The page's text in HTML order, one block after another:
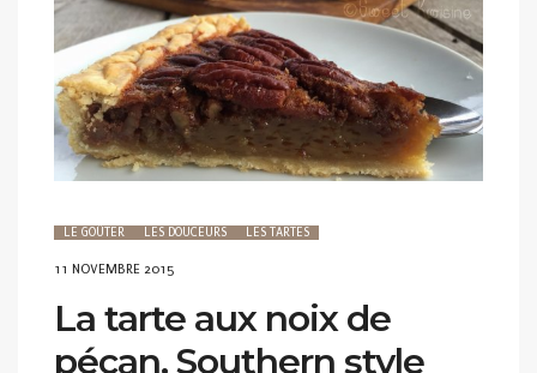
LE GOÛTER LES DOUCEURS LES TARTES
POSTED
11 NOVEMBRE 2015
La tarte aux noix de
pécan, Southern style